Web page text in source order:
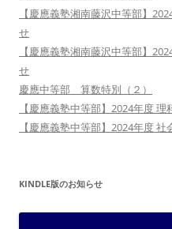
【慶應義塾湘南藤沢中等部】
せ
【慶應義塾湘南藤沢中等部】
せ
慶應中等部 算数特別（２）
【慶應義塾中等部】2024年度
【慶應義塾中等部】2024年度
KINDLE版のお知らせ